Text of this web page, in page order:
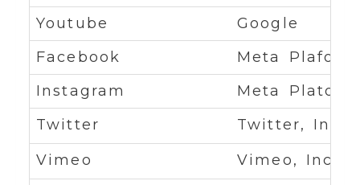
Youtube
Google
Facebook
Meta
Instagram
Meta
Twitter
Twitter, Inc.
Vimeo
Vimeo, Inc.